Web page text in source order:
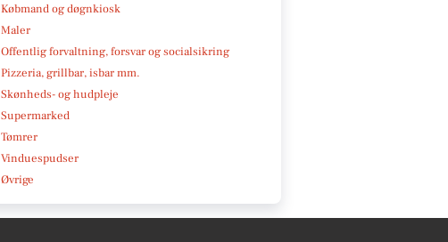
Købmand og døgnkiosk
Maler
Offentlig forvaltning, forsvar og socialsikring
Pizzeria, grillbar, isbar mm.
Skønheds- og hudpleje
Supermarked
Tømrer
Vinduespudser
Øvrige